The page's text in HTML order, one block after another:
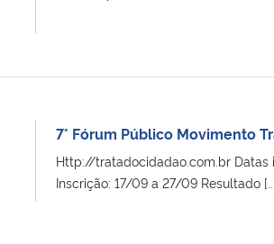
7° Fórum Público Movimento
Http://tratadocidadao.com.br Datas
Inscrição: 17/09 a 27/09 Resultado